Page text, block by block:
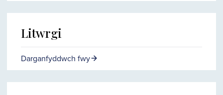
Litwrgi
Darganfyddwch fwy